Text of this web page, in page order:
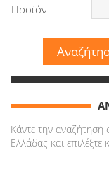
Προϊόν
Κάντε την
Ελλάδας και επιλέξτε